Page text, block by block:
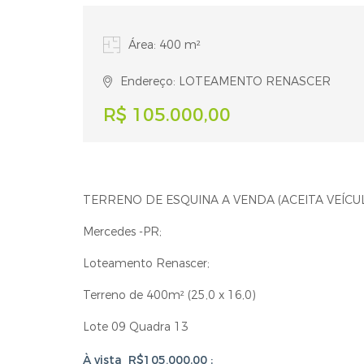
Área: 400 m²
Endereço: LOTEAMENTO RENASCER
R$ 105.000,00
TERRENO DE ESQUINA A VENDA (ACEITA
Mercedes -PR;
Loteamento Renascer;
Terreno de 400m² (25,0 x 16,0)
Lote 09 Quadra 13
À vista R$105.000,00 ;